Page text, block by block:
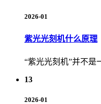
2026-01
紫光光刻机什么原理
“紫光光刻机”并不
13
2026-01